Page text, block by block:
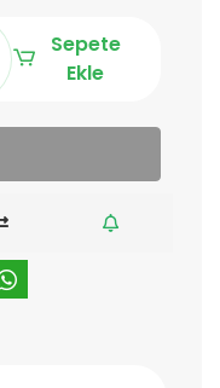
Sepete
Ekle